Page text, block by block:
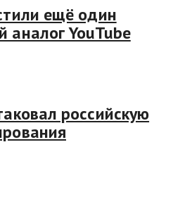
ещё один
аналог YouTube
российскую